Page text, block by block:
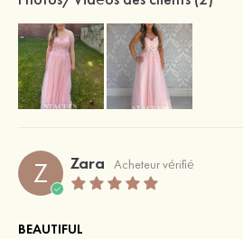
Z Zara Acheteur vérifié
BEAUTIFUL